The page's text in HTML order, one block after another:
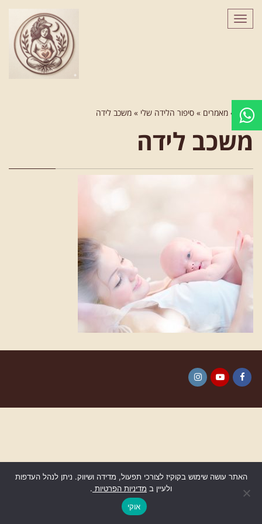
לתוכן
תפריט
ראשי » מאמרים » סיפור הלידה שלי » משכב לידה
משכב לידה
גלילה
האתר עושה שימוש בקוקיז לצורכי תפעול, מדידה ושיווק. ניתן לנהל העדפות
ולעיין ב מדיניות הפרטיות .
אוקי